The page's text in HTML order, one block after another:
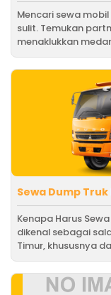
Mencari sewa
sulit. Temukan
menaklukkan
Sewa Dump
Kenapa Harus
dikenal sebagai
Timur, khususnya